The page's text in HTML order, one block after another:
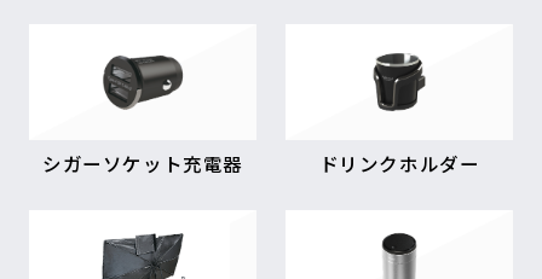
シガーソケット充電器 ドリンクホルダー